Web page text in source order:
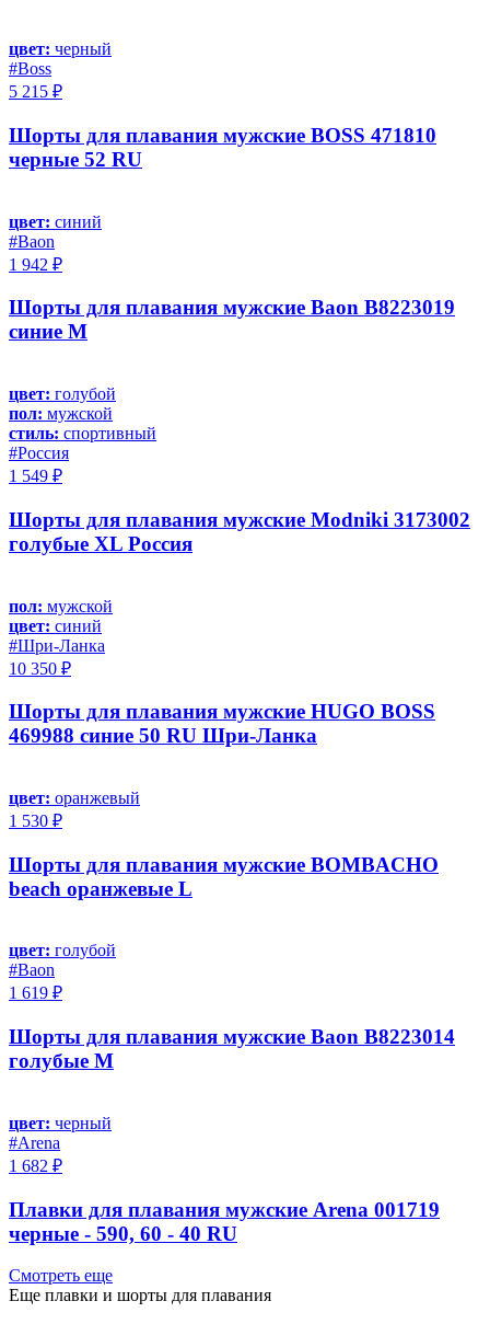
цвет: черный
#Boss
5 215 ₽
Шорты для плавания мужские BOSS 471810
черные 52 RU
цвет: синий
#Baon
1 942 ₽
Шорты для плавания мужские Baon B8223019
синие M
цвет: голубой
пол: мужской
стиль: спортивный
#Россия
1 549 ₽
Шорты для плавания мужские Modniki 3173002
голубые XL Россия
пол: мужской
цвет: синий
#Шри-Ланка
10 350 ₽
Шорты для плавания мужские HUGO BOSS
469988 синие 50 RU Шри-Ланка
цвет: оранжевый
1 530 ₽
Шорты для плавания мужские BOMBACHO
beach оранжевые L
цвет: голубой
#Baon
1 619 ₽
Шорты для плавания мужские Baon B8223014
голубые M
цвет: черный
#Arena
1 682 ₽
Плавки для плавания мужские Arena 001719
черные - 590, 60 - 40 RU
Смотреть еще
Еще плавки и шорты для плавания